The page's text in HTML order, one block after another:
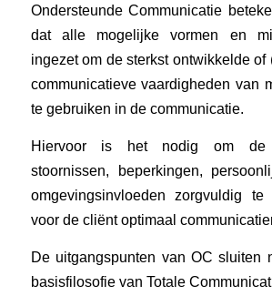
Ondersteunde Communicatie
dat alle mogelijke vormen en
ingezet om de sterkst ontwikkelde of
communicatieve vaardigheden van
te gebruiken in de communicatie.
Hiervoor is het nodig om de
stoornissen, beperkingen,
omgevingsinvloeden zorgvuldig
voor de cliënt optimaal
De uitgangspunten van OC sluiten
basisfilosofie van Totale